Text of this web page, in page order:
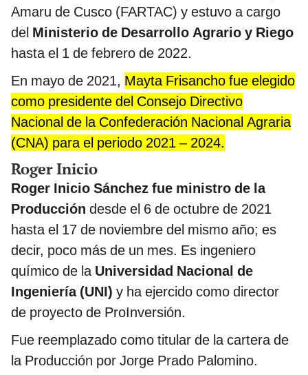
Amaru de Cusco (FARTAC) y estuvo a cargo
del Ministerio de Desarrollo Agrario y Riego
hasta el 1 de febrero de 2022.
En mayo de 2021, Mayta Frisancho fue elegido
como presidente del Consejo Directivo
Nacional de la Confederación Nacional Agraria
(CNA) para el periodo 2021 – 2024.
Roger Inicio
Roger Inicio Sánchez fue ministro de la
Producción desde el 6 de octubre de 2021
hasta el 17 de noviembre del mismo año; es
decir, poco más de un mes. Es ingeniero
químico de la Universidad Nacional de
Ingeniería (UNI) y ha ejercido como director
de proyecto de ProInversión.
Fue reemplazado como titular de la cartera de
la Producción por Jorge Prado Palomino.